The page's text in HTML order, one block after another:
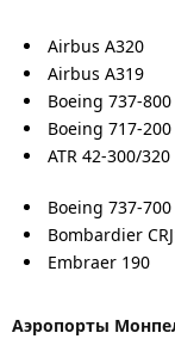
Airbus A320
Airbus A319
Boeing 737-800
Boeing 717-200
ATR 42-300/320
Boeing 737-700
Bombardier
Embraer 190
Аэропорты